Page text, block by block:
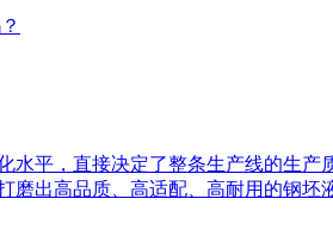
平，直接决定了整条生产线的生
出高品质、高适配、高耐用的钢